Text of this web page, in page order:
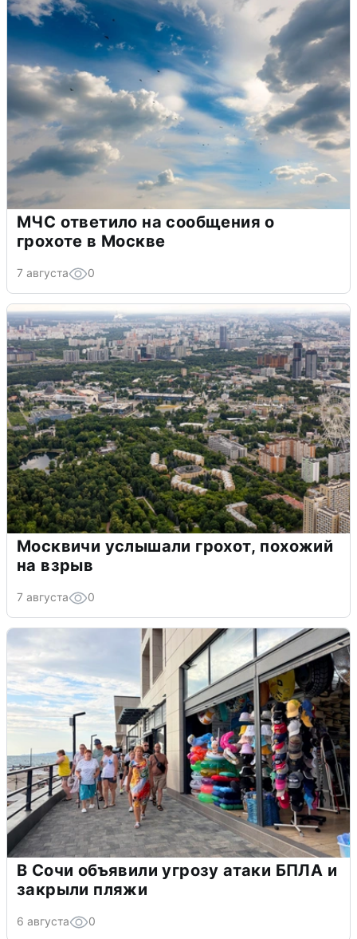
МЧС ответило на сообщения о
грохоте в Москве
7 августа 0
Москвичи услышали грохот, похожий
на взрыв
7 августа 0
В Сочи объявили угрозу атаки БПЛА и
закрыли пляжи
6 августа 0